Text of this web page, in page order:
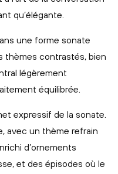
qu’élégante.
une forme sonate
thèmes contrastés, bien
légèrement
équilibrée.
expressif de la sonate.
avec un thème refrain
d’ornements
et des épisodes où le